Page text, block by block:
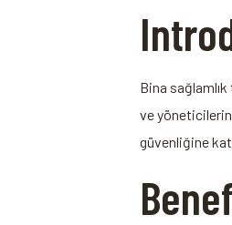
Bina
ve
güvenliğine